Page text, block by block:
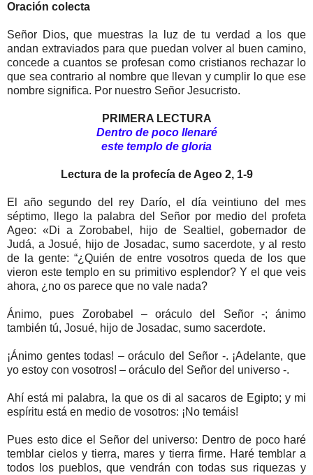
Oración colecta
Señor Dios, que muestras la luz de tu verdad a los que
andan extraviados para que puedan volver al buen camino,
concede a cuantos se profesan como cristianos rechazar lo
que sea contrario al nombre que llevan y cumplir lo que ese
nombre significa. Por nuestro Señor Jesucristo.
PRIMERA LECTURA
Dentro de poco llenaré
este templo de gloria
Lectura de la profecía de Ageo 2, 1-9
El año segundo del rey Darío, el día veintiuno del mes
séptimo, llego la palabra del Señor por medio del profeta
Ageo: «Di a Zorobabel, hijo de Sealtiel, gobernador de
Judá, a Josué, hijo de Josadac, sumo sacerdote, y al resto
de la gente: “¿Quién de entre vosotros queda de los que
vieron este templo en su primitivo esplendor? Y el que veis
ahora, ¿no os parece que no vale nada?
Ánimo, pues Zorobabel – oráculo del Señor -; ánimo
también tú, Josué, hijo de Josadac, sumo sacerdote.
¡Ánimo gentes todas! – oráculo del Señor -. ¡Adelante, que
yo estoy con vosotros! – oráculo del Señor del universo -.
Ahí está mi palabra, la que os di al sacaros de Egipto; y mi
espíritu está en medio de vosotros: ¡No temáis!
Pues esto dice el Señor del universo: Dentro de poco haré
temblar cielos y tierra, mares y tierra firme. Haré temblar a
todos los pueblos, que vendrán con todas sus riquezas y